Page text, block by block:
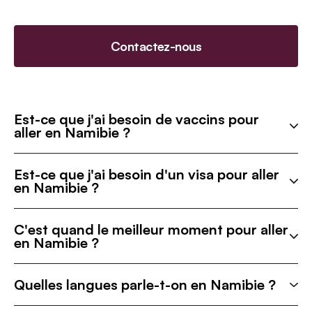
Contactez-nous
Est-ce que j'ai besoin de vaccins pour
aller en Namibie ?
Est-ce que j'ai besoin d'un visa pour aller
en Namibie ?
C'est quand le meilleur moment pour aller
en Namibie ?
Quelles langues parle-t-on en Namibie ?